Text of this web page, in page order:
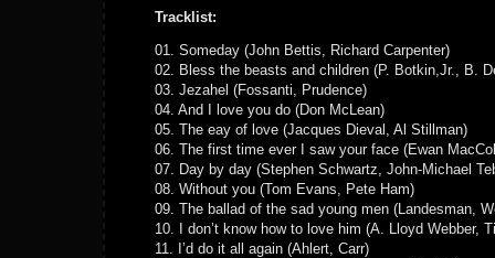
Tracklist:
01. Someday (John Bettis, Richard Carpenter)
02. Bless the beasts and children (P. Botkin,Jr., B.
03. Jezahel (Fossanti, Prudence)
04. And I love you do (Don McLean)
05. The eay of love (Jacques Dieval, Al Stillman)
06. The first time ever I saw your face (Ewan
07. Day by day (Stephen Schwartz, John-Michael
08. Without you (Tom Evans, Pete Ham)
09. The ballad of the sad young men (Landesman,
10. I don’t know how to love him (A. Lloyd Webber,
11. I’d do it all again (Ahlert, Carr)